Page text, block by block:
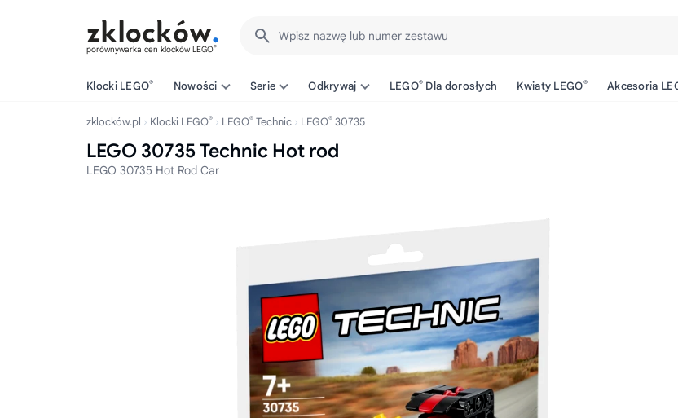
porównywarka cen klocków LEGO®
Wpisz nazwę lub numer zestawu
Klocki LEGO® Nowości Serie Odkrywaj LEGO® Dla dorosłych Kwiaty LEGO® Akcesoria
zklocków.pl Klocki LEGO® LEGO® Technic LEGO® 30735
LEGO 30735 Technic Hot rod
LEGO 30735 Hot Rod Car